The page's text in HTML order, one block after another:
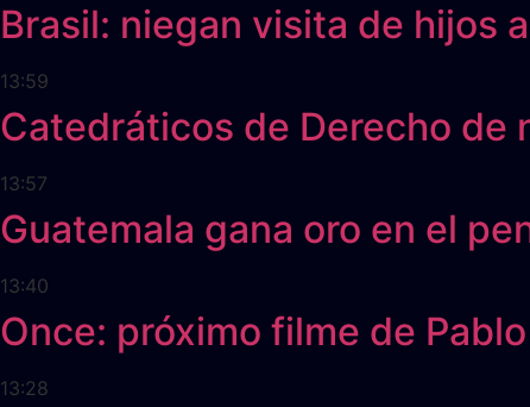
Brasil: niegan visita de hijos
13:59
Catedráticos de Derecho de
13:57
Guatemala gana oro en el
13:40
Once: próximo filme de
13:28